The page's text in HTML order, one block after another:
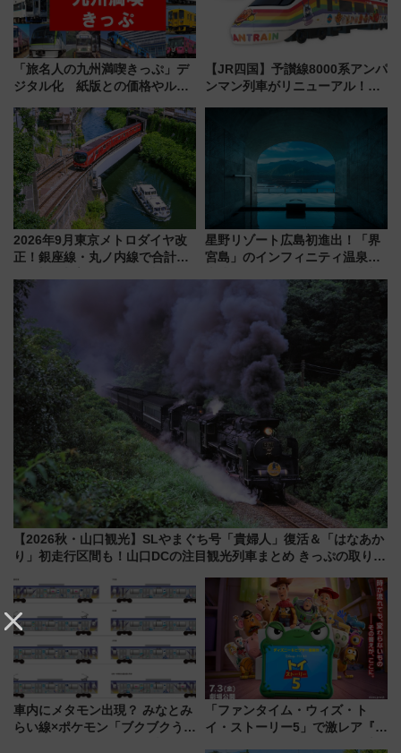
「旅名人の九州満喫きっぷ」デ
ジタル化 紙版との価格やルー
【JR四国】予讃線8000系アンパ
ンマン列車がリニューアル！内
2026年9月東京メトロダイヤ改
正！銀座線・丸ノ内線で合計
待
星野リゾート広島初進出！「界
宮島」のインフィニティ温泉と
宿泊料金・アクセスは？（2026
年7月23日開業）
【2026秋・山口観光】SLやまぐち号「貴婦人」復活＆「はなあか
り」初走行区間も！山口DCの注目観光列車まとめ きっぷの取り方
車内にメタモン出現？ みなとみ
らい線×ポケモン「ブクブクうみ
「ファンタイム・ウィズ・ト
イ・ストーリー5」で激レア『ロ